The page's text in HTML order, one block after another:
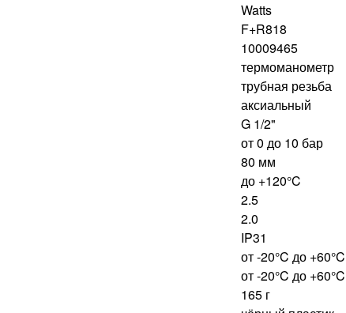
Watts
F+R818
10009465
термоманометр
трубная резьба
аксиальный
G 1/2"
от 0 до 10 бар
80 мм
до +120°C
2.5
2.0
IP31
от -20°C до +60°C
от -20°C до +60°C
165 г